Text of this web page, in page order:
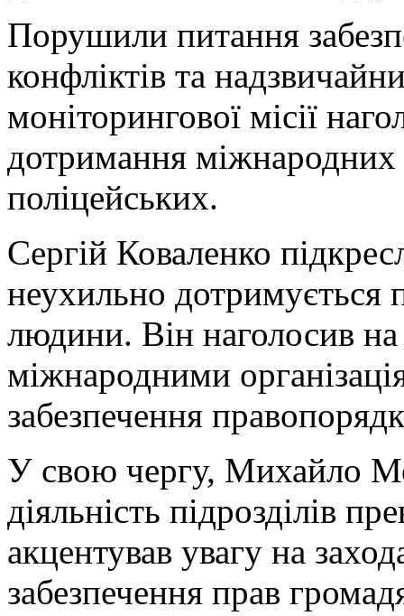
Порушили питання
конфліктів та
моніторингової місії
дотримання міжнародних
поліцейських.
Сергій Коваленко
неухильно дотримується
людини. Він наголосив на
міжнародними
забезпечення
У свою чергу, Михайло
діяльність підрозділів
акцентував увагу на
забезпечення прав